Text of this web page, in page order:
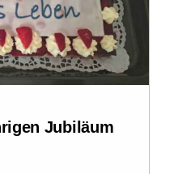
Jubiläum